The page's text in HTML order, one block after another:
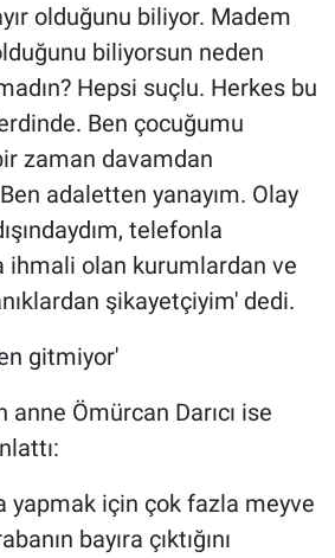
olduğunu biliyor. Madem
biliyorsun neden
Hepsi suçlu. Herkes bu
Ben çocuğumu
zaman davamdan
adaletten yanayım. Olay
telefonla
ihmali olan kurumlardan ve
şikayetçiyim' dedi.
gitmiyor'
Ömürcan Darıcı ise
yapmak için çok fazla meyve
bayıra çıktığını